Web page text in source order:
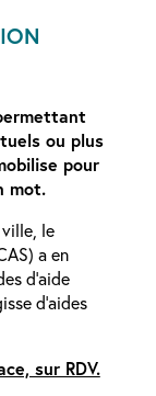
ou plus
pour
mot.
ville, le
a en
d’aide
d’aides
sur RDV.